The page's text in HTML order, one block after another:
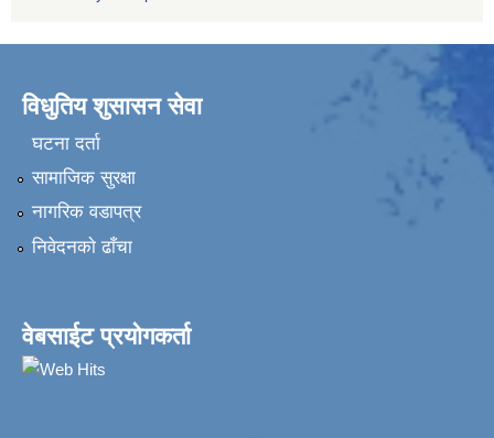
विधुतिय शुसासन सेवा
घटना दर्ता
सामाजिक सुरक्षा
नागरिक वडापत्र
निवेदनकाे ढाँचा
वेबसाईट प्रयोगकर्ता